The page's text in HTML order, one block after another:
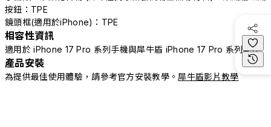
按鈕：TPE
鏡頭框(適用於iPhone)：TPE
相容性資訊
適用於 iPhone 17 Pro 系列手機與犀牛盾 iPhone 17 Pro 系列配件
產品安裝
為提供最佳使用體驗，請參考官方安裝教學。 犀牛盾影片教學